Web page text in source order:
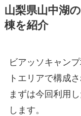
山梨県山中湖
棟を紹介
ビアッソキャン
トエリアで構成さ
まずは今回利用
します。